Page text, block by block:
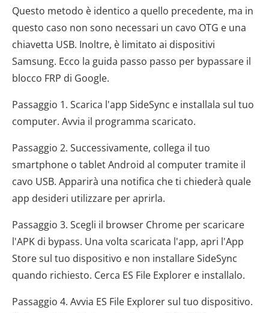
Questo metodo è identico a quello precedente, ma in
questo caso non sono necessari un cavo OTG e una
chiavetta USB. Inoltre, è limitato ai dispositivi
Samsung. Ecco la guida passo passo per bypassare il
blocco FRP di Google.
Passaggio 1. Scarica l'app SideSync e installala sul tuo
computer. Avvia il programma scaricato.
Passaggio 2. Successivamente, collega il tuo
smartphone o tablet Android al computer tramite il
cavo USB. Apparirà una notifica che ti chiederà quale
app desideri utilizzare per aprirla.
Passaggio 3. Scegli il browser Chrome per scaricare
l'APK di bypass. Una volta scaricata l'app, apri l'App
Store sul tuo dispositivo e non installare SideSync
quando richiesto. Cerca ES File Explorer e installalo.
Passaggio 4. Avvia ES File Explorer sul tuo dispositivo.